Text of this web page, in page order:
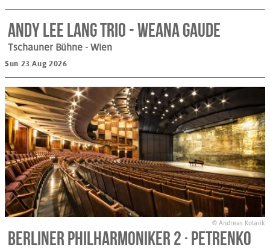
ANDY LEE LANG TRIO - Weana Gaude
Tschauner Bühne - Wien
Sun 23.Aug 2026
© Andreas Kolarik
Berliner Philharmoniker 2 · Petrenko